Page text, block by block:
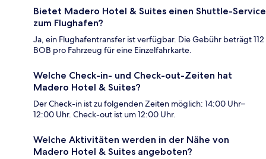
Bietet Madero Hotel & Suites einen Shuttle-Service
zum Flughafen?
Ja, ein Flughafentransfer ist verfügbar. Die Gebühr beträgt 112
BOB pro Fahrzeug für eine Einzelfahrkarte.
Welche Check-in- und Check-out-Zeiten hat
Madero Hotel & Suites?
Der Check-in ist zu folgenden Zeiten möglich: 14:00 Uhr–
12:00 Uhr. Check-out ist um 12:00 Uhr.
Welche Aktivitäten werden in der Nähe von
Madero Hotel & Suites angeboten?